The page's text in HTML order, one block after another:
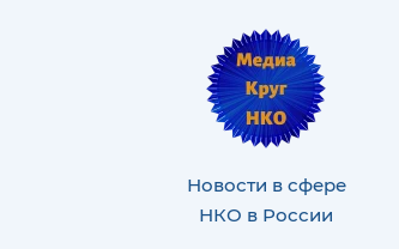
Новости в сфере
НКО в России